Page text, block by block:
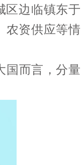
区边临镇东于
农资供应等情
国而言，分量